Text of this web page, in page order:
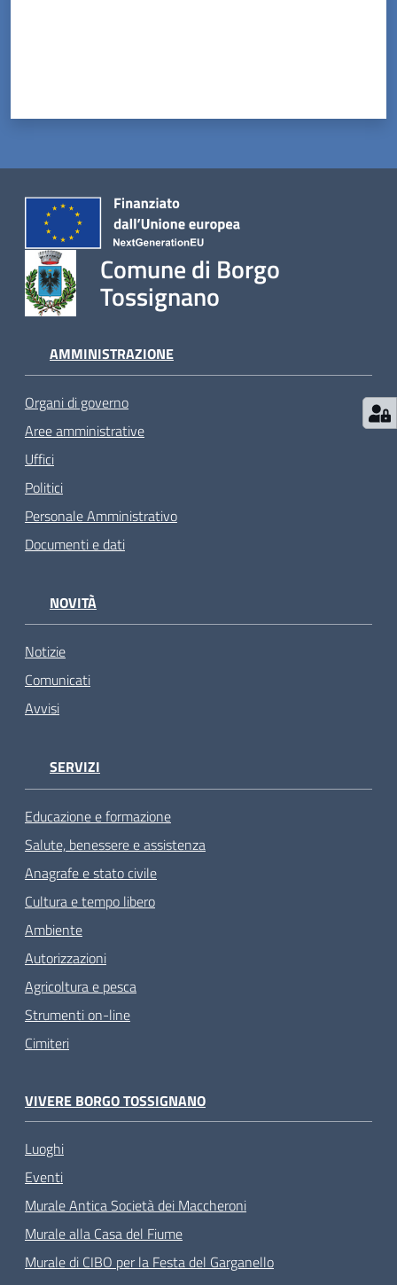
Comune di Borgo
Tossignano
AMMINISTRAZIONE
Organi di governo
Aree amministrative
Uffici
Politici
Personale Amministrativo
Documenti e dati
NOVITÀ
Notizie
Comunicati
Avvisi
SERVIZI
Educazione e formazione
Salute, benessere e assistenza
Anagrafe e stato civile
Cultura e tempo libero
Ambiente
Autorizzazioni
Agricoltura e pesca
Strumenti on-line
Cimiteri
VIVERE BORGO TOSSIGNANO
Luoghi
Eventi
Murale Antica Società dei Maccheroni
Murale alla Casa del Fiume
Murale di CIBO per la Festa del Garganello